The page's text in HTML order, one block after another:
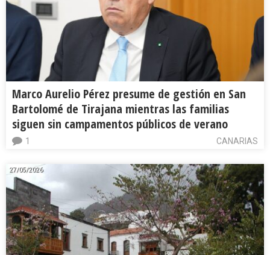
Marco Aurelio Pérez presume de gestión en San
Bartolomé de Tirajana mientras las familias
siguen sin campamentos públicos de verano
CANARIAS
1
27/05/2026